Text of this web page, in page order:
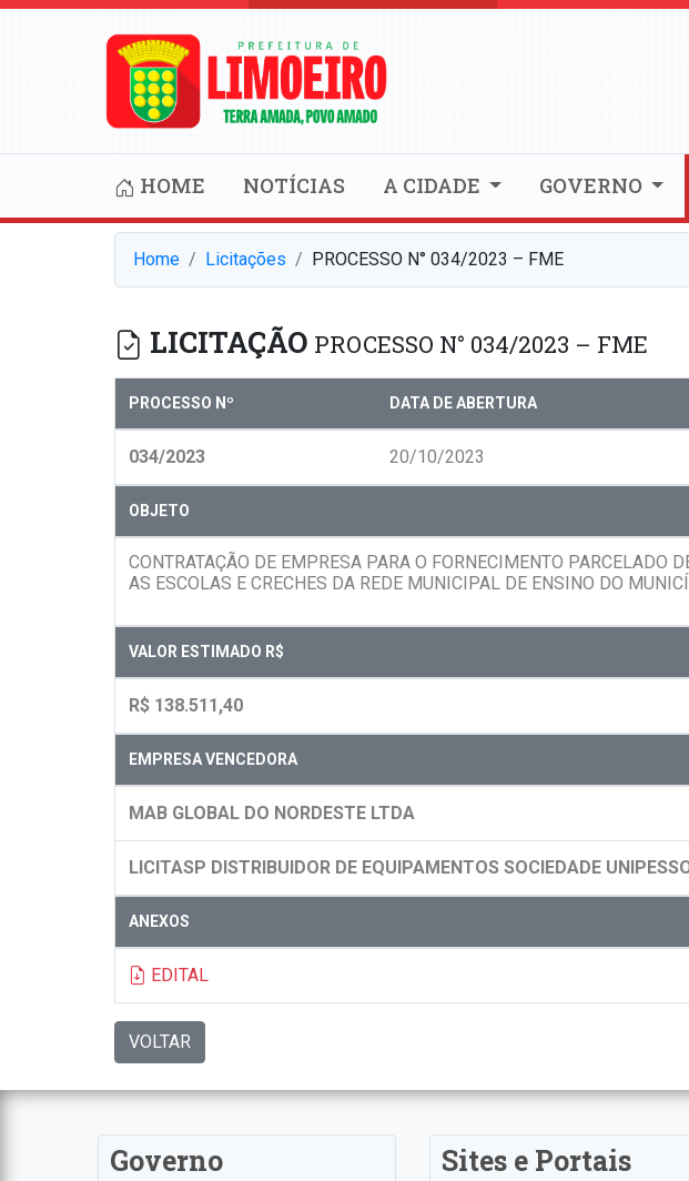
HOME NOTÍCIAS A CIDADE GOVERNO
Home Licitações PROCESSO N° 034/2023 – FME
LICITAÇÃO PROCESSO N° 034/2023 – FME
PROCESSO Nº DATA DE ABERTURA
034/2023 20/10/2023
OBJETO
CONTRATAÇÃO DE EMPRESA PARA O FORNECIMENTO PARCELADO
AS ESCOLAS E CRECHES DA REDE MUNICIPAL DE ENSINO DO
VALOR ESTIMADO R$
R$ 138.511,40
EMPRESA VENCEDORA
MAB GLOBAL DO NORDESTE LTDA
LICITASP DISTRIBUIDOR DE EQUIPAMENTOS SOCIEDADE
ANEXOS
EDITAL
VOLTAR
Governo Sites e Portais